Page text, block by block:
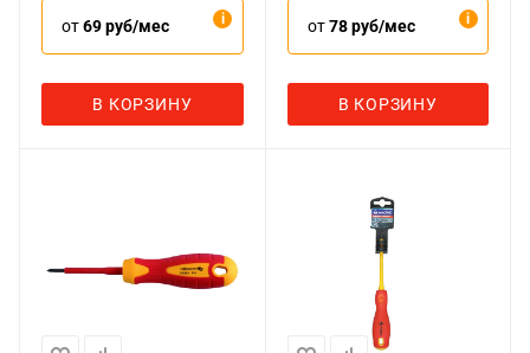
от69 руб/мес
В КОРЗИНУ
от78 руб/мес
В КОРЗИНУ